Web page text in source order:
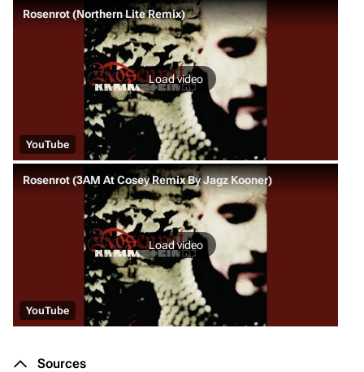
Rosenrot (Northern Lite Remix)
Load video
YouTube
Rosenrot (3AM At Cosey Remix By Jagz Kooner)
Load video
YouTube
Sources